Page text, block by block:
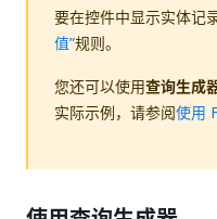
要在控件中显示实体记
值”规则。
您还可以使用查询生成
实际示例，请参阅使用